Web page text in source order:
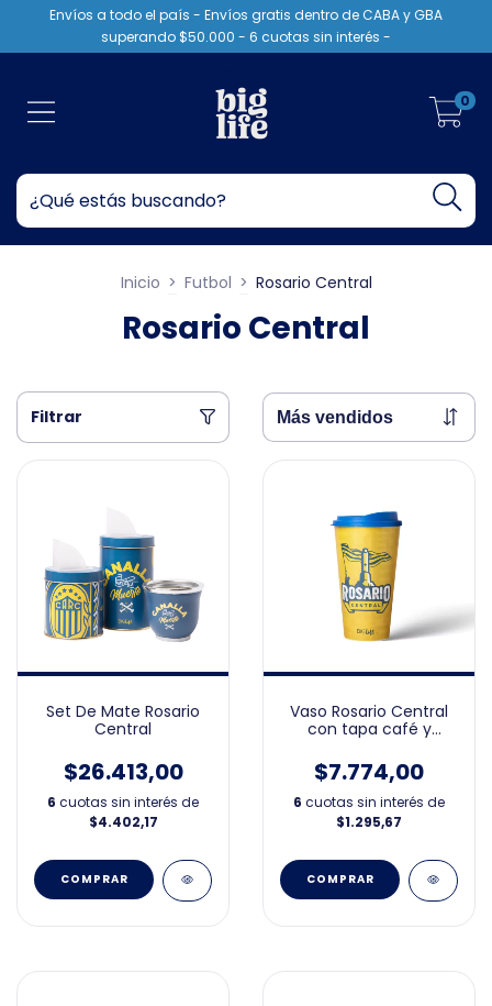
Envíos a todo el país - Envíos gratis dentro de CABA y GBA
superando $50.000 - 6 cuotas sin interés -
0
Inicio > Futbol > Rosario Central
Rosario Central
Filtrar
Set De Mate Rosario
Central
$26.413,00
6 cuotas sin interés de
$4.402,17
Vaso Rosario Central
con tapa café y
$7.774,00
6 cuotas sin interés de
$1.295,67